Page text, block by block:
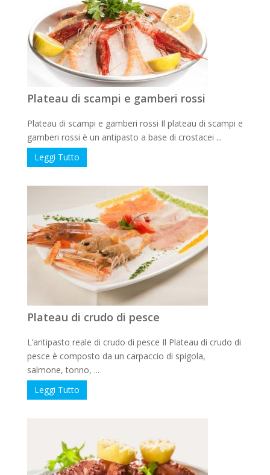
Plateau di scampi e gamberi rossi
Plateau di scampi e gamberi rossi Il plateau di scampi e
gamberi rossi è un antipasto a base di crostacei ...
Leggi Tutto
Plateau di crudo di pesce
L’antipasto reale di crudo di pesce Il Plateau di crudo di
pesce è composto da un carpaccio di spigola,
salmone, tonno, ...
Leggi Tutto